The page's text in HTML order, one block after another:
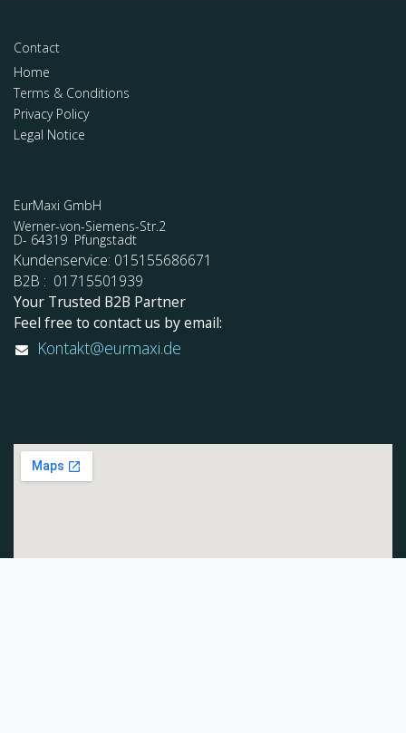
Contact
Home
Terms & Conditions
Privacy Policy
Legal Notice
EurMaxi GmbH
Werner-von-Siemens-Str.2
D- 64319 Pfungstadt
Kundenservice: 015155686671
B2B : 01715501939
Your Trusted B2B Partner
Feel free to contact us by email:
Kontakt@eurmaxi.de